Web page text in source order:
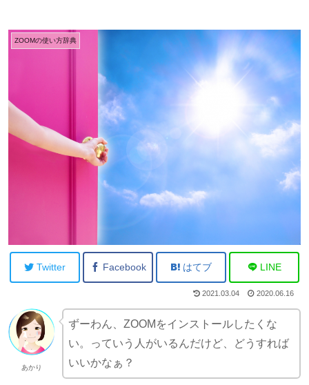
ZOOMの使い方辞典
Twitter Facebook はてブ LINE
2021.03.04 2020.06.16
あかり
ずーわん、ZOOMをインストールしたくな
い。っていう人がいるんだけど、どうすれば
いいかなぁ？